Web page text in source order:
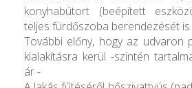
konyhabútort (beépített
teljes fürdőszoba berendezését is.
További előny, hogy az udvaron
kialakításra kerül -szintén
ár -